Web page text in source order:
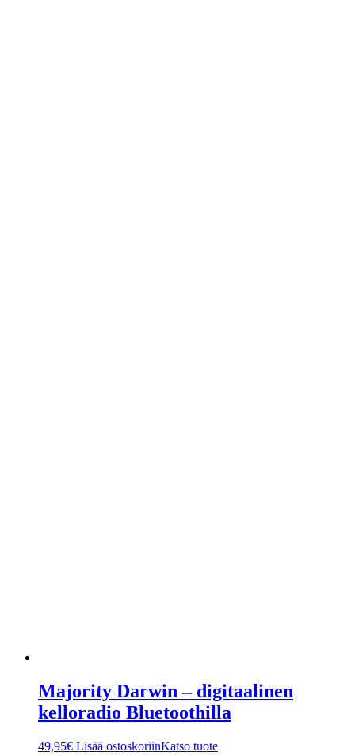
Majority Darwin – digitaalinen
kelloradio Bluetoothilla
49,95€ Lisää ostoskoriinKatso tuote